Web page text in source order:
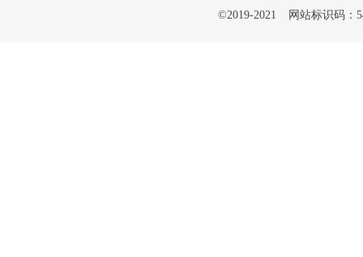
©2019-2021
网站标识码：